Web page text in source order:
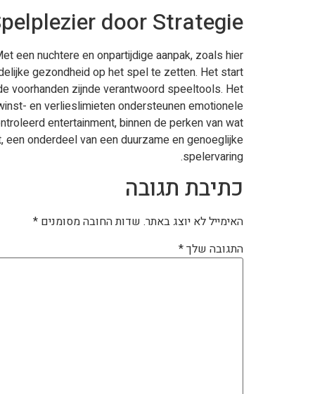
door Strategie
een nuchtere en onpartijdige aanpak, zoals hier
gezondheid op het spel te zetten. Het start
voorhanden zijnde verantwoord speeltools. Het
en verlieslimieten ondersteunen emotionele
entertainment, binnen de perken van wat
onderdeel van een duurzame en genoeglijke
spelervaring.
כתיבת תגובה
האימייל לא יוצג באתר. שדות החובה מסומנים *
התגובה שלך*